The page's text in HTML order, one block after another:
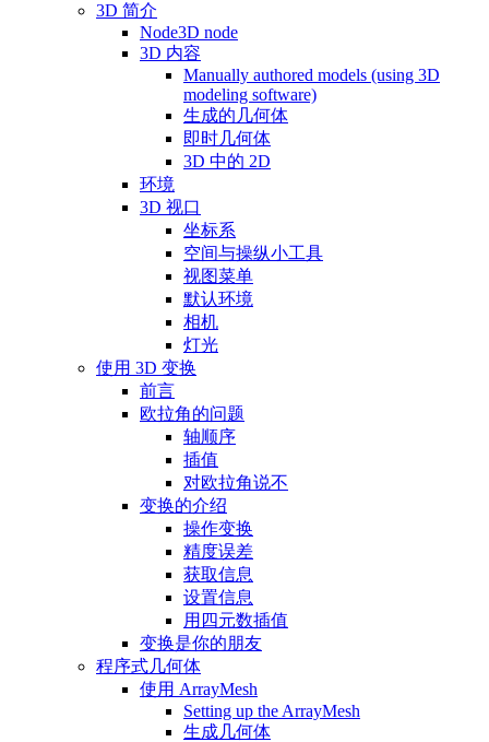
3D 简介
Node3D node
3D 内容
Manually authored models (using 3D
modeling software)
生成的几何体
即时几何体
3D 中的 2D
环境
3D 视口
坐标系
空间与操纵小工具
视图菜单
默认环境
相机
灯光
使用 3D 变换
前言
欧拉角的问题
轴顺序
插值
对欧拉角说不
变换的介绍
操作变换
精度误差
获取信息
设置信息
用四元数插值
变换是你的朋友
程序式几何体
使用 ArrayMesh
Setting up the ArrayMesh
生成几何体